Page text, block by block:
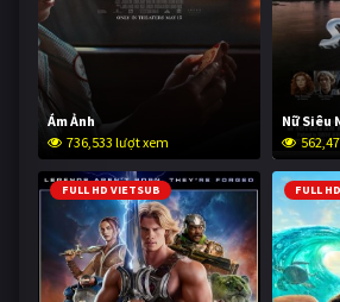
Ám Ảnh
736,533 lượt xem
Nữ Siêu
FULL HD VIETSUB FULL